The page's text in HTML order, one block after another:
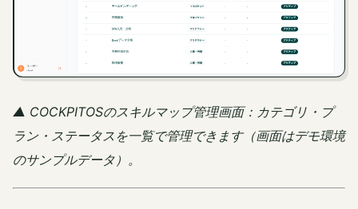
▲ COCKPITOSのスキルマップ管理画面：カテゴリ・プ
ラン・ステータスを一覧で管理できます（画面はデモ環境
のサンプルデータ）。